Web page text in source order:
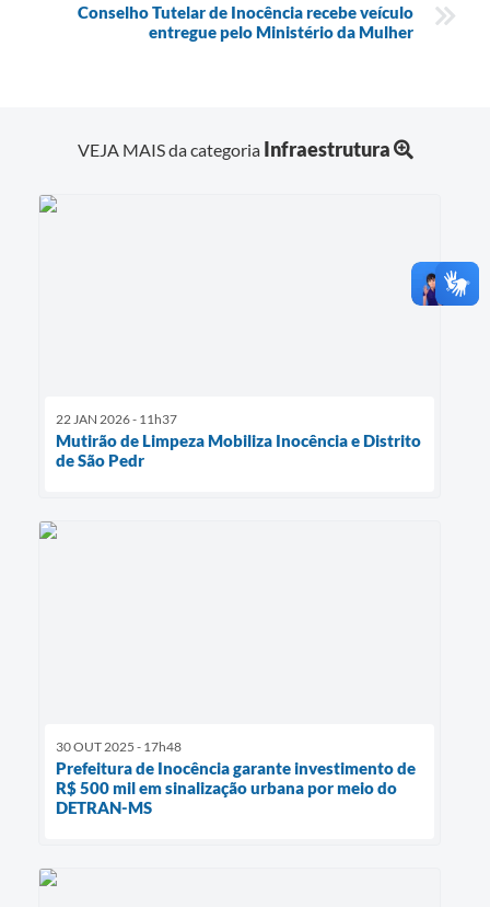
Conselho Tutelar de Inocência recebe veículo
entregue pelo Ministério da Mulher
VEJA MAIS da categoria Infraestrutura
22 JAN 2026 - 11h37
Mutirão de Limpeza Mobiliza Inocência e Distrito
de São Pedr
30 OUT 2025 - 17h48
Prefeitura de Inocência garante investimento de
R$ 500 mil em sinalização urbana por meio do
DETRAN-MS